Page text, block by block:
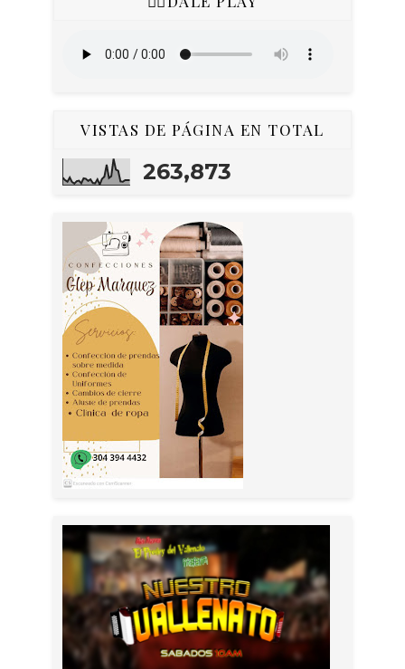
VISTAS DE PÁGINA EN TOTAL
263,873